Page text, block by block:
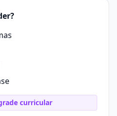
curricular